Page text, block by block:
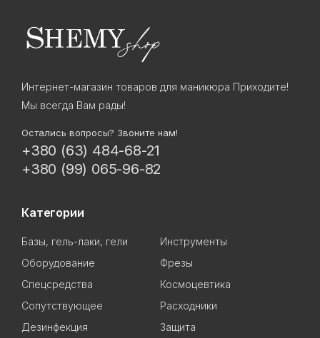
Интернет-магазин товаров для маникюра Приходите!
Мы всегда Вам рады!
Остались вопросы? Звоните нам!
+380 (63) 484-68-21
+380 (99) 065-96-82
Категории
Базы, гель-лаки, гели
Инструменты
Оборудование
Фрезы
Спецсредства
Космоцевтика
Сопутствующее
Расходники
Дезинфекция
Защита